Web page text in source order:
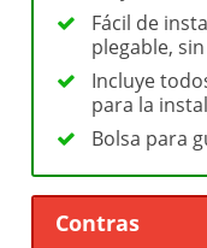
Fácil de
plegable,
Incluye
para la
Bolsa para
Contras